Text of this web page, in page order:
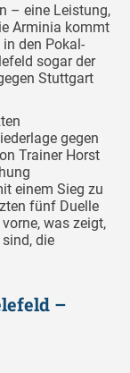
– eine Leistung,
Arminia kommt
den Pokal-
sogar der
Stuttgart
gegen
Trainer Horst
einem Sieg zu
fünf Duelle
was zeigt,
die
–